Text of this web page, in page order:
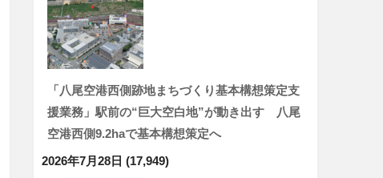
「八尾空港西側跡地まちづくり基本構想策定支
援業務」駅前の“巨大空白地”が動き出す 八尾
空港西側9.2haで基本構想策定へ
2026年7月28日 (17,949)